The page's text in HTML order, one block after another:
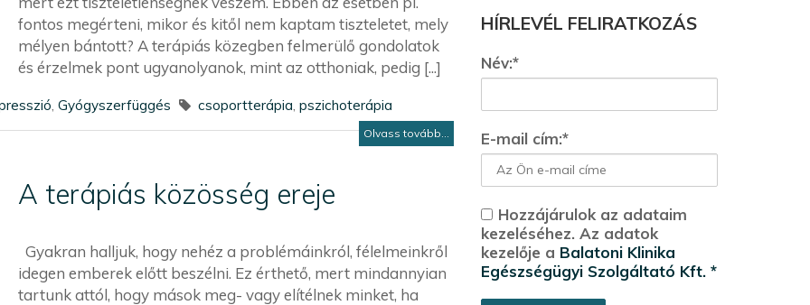
fontos megérteni, mikor és kitől nem kaptam tiszteletet, mely
mélyen bántott? A terápiás közegben felmerülő gondolatok
és érzelmek pont ugyanolyanok, mint az otthoniak, pedig [...]
, Gyógyszerfüggés csoportterápia, pszichoterápia
Olvass tovább...
A terápiás közösség ereje
Gyakran halljuk, hogy nehéz a problémáinkról, félelmeinkről
idegen emberek előtt beszélni. Ez érthető, mert mindannyian
tartunk attól, hogy mások meg- vagy elítélnek minket, ha
HÍRLEVÉL FELIRATKOZÁS
Név:*
E-mail cím:*
Hozzájárulok az adataim
kezeléséhez. Az adatok
kezelője a Balatoni Klinika
Egészségügyi Szolgáltató Kft. *